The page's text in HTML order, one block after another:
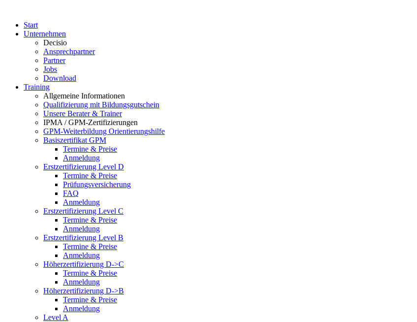
Start
Unternehmen
Decisio
Ansprechpartner
Partner
Jobs
Download
Training
Allgemeine Informationen
Qualifizierung mit Bildungsgutschein
Unsere Berater & Trainer
IPMA / GPM-Zertifizierungen
GPM-Weiterbildung Orientierungshilfe
Basiszertifikat GPM
Termine & Preise
Anmeldung
Erstzertifizierung Level D
Termine & Preise
Prüfungsversicherung
FAQ
Anmeldung
Erstzertifizierung Level C
Termine & Preise
Anmeldung
Erstzertifizierung Level B
Termine & Preise
Anmeldung
Höherzertifizierung D->C
Termine & Preise
Anmeldung
Höherzertifizierung D->B
Termine & Preise
Anmeldung
Level A